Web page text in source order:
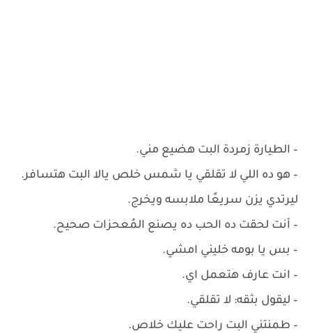
– ‏الطيارة زمردة البت هضيع مني.
– ‏هو ده اللي لا تقلقي يا شمس خلص يالا البت هتسافر.
ليرتدي يزن سريعًا ملابسه ويخرج.
– أنت لحقت ده الحب ده يصنع المُعحزات صحيح.
– ‏بس يا بومه خليني امشي.
– ‏انت عارف هتعمل اي.
– ‏ليقول بثقه: لا تقلقي.
– ‏طمنتني البت راحت عليك خلاص.